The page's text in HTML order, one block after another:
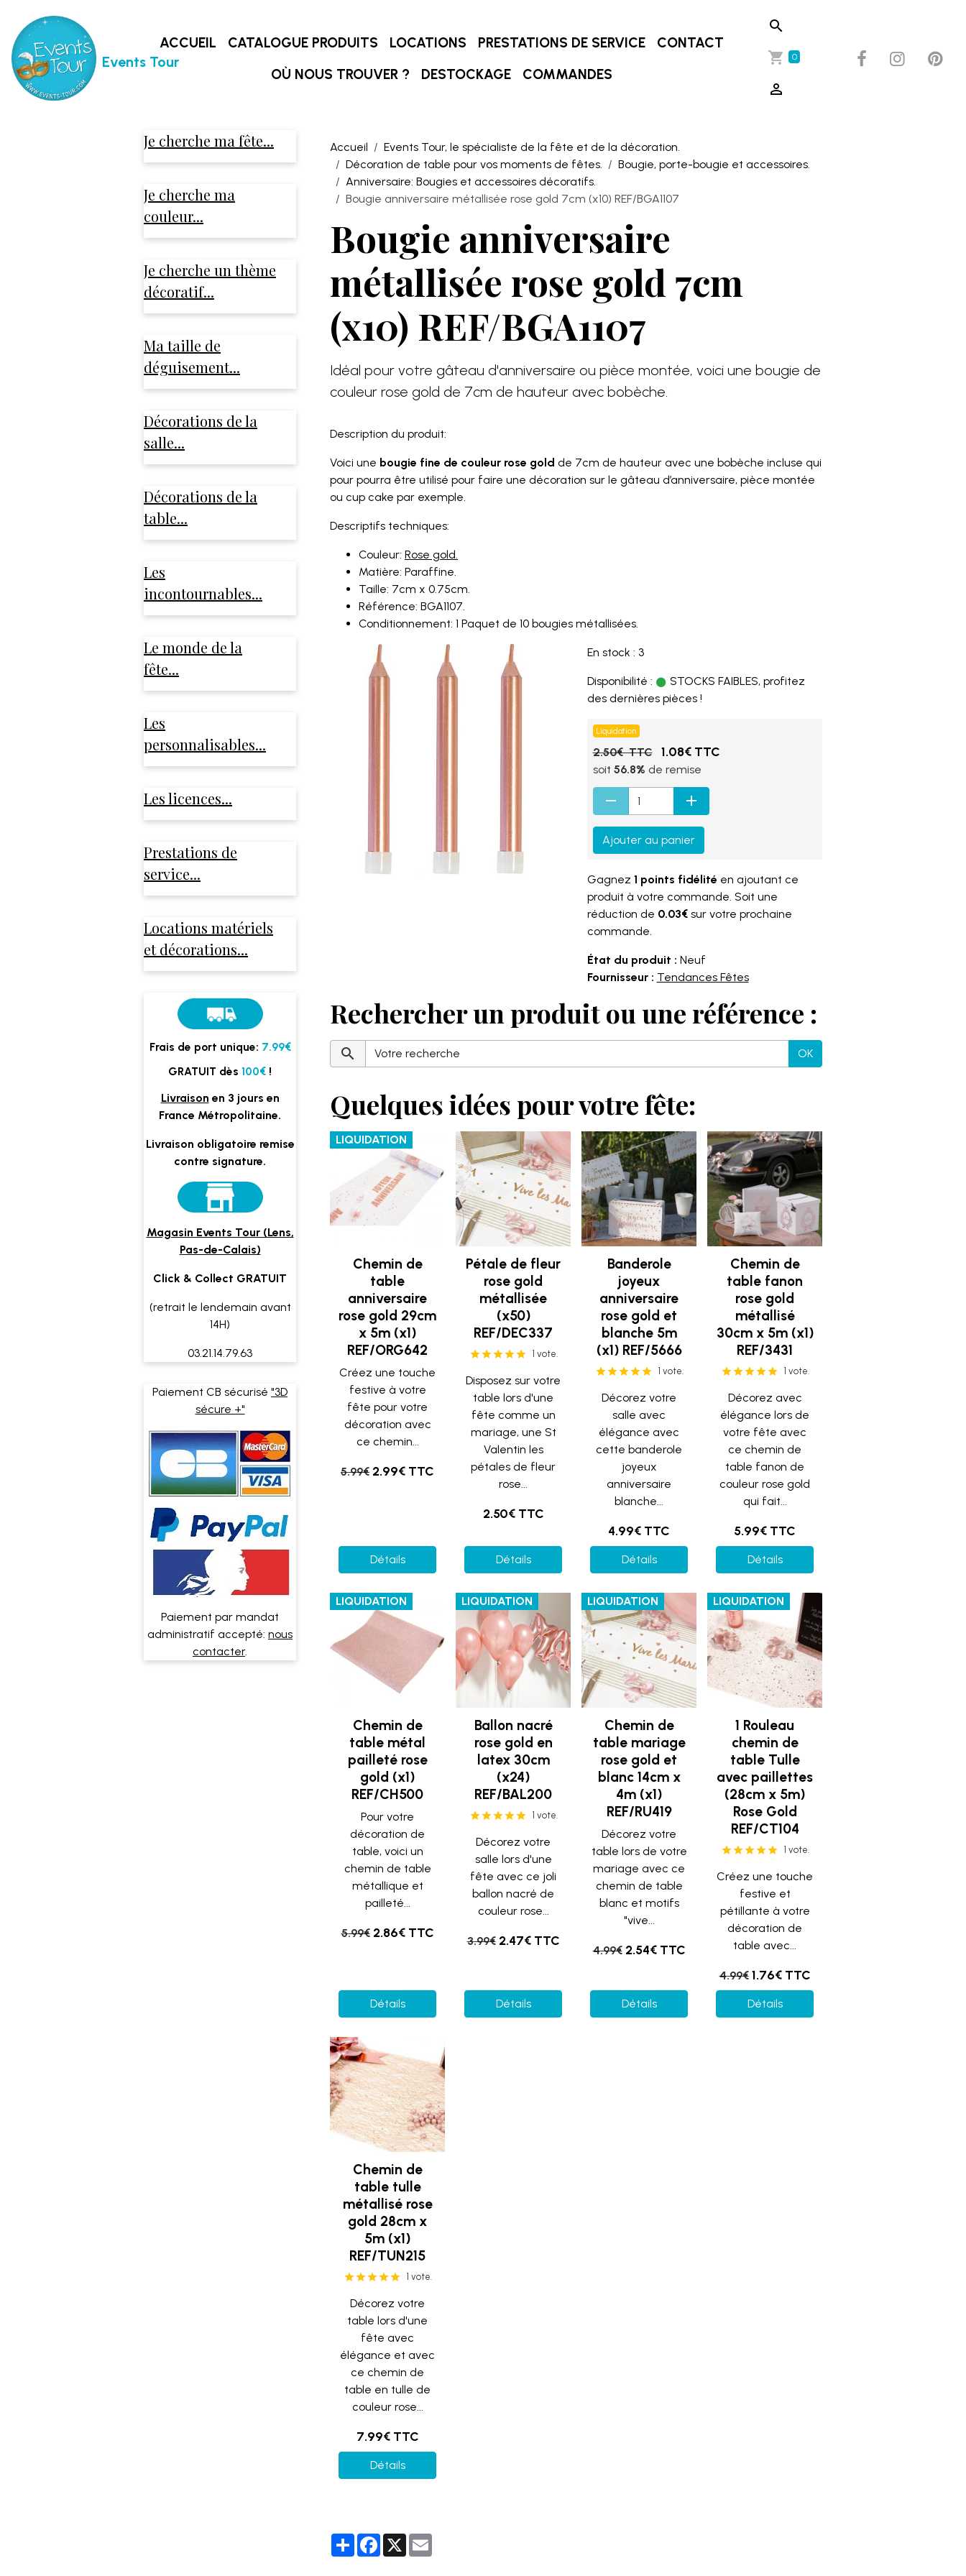
Events Tour
ACCUEIL CATALOGUE PRODUITS LOCATIONS PRESTATIONS DE SERVICE
CONTACT
OÙ NOUS TROUVER ?
DESTOCKAGE COMMANDES
0
Accueil
Events Tour, le spécialiste de la fête et de la décoration.
Décoration de table pour vos moments de fêtes.
Bougie, porte-bougie et accessoires.
Anniversaire: Bougies et accessoires décoratifs.
Bougie anniversaire métallisée rose gold 7cm (x10) REF/BGA1107
Bougie anniversaire
métallisée rose gold 7cm
(x10) REF/BGA1107
Idéal pour votre gâteau d'anniversaire ou pièce montée, voici une bougie de
couleur rose gold de 7cm de hauteur avec bobèche.
Description du produit:
Voici une bougie fine de couleur rose gold de 7cm de hauteur avec une bobèche incluse qui
pour pourra être utilisé pour faire une décoration sur le gâteau d’anniversaire, pièce montée
ou cup cake par exemple.
Descriptifs techniques:
Couleur: Rose gold.
Matière: Paraffine.
Taille: 7cm x 0.75cm.
Référence: BGA1107.
Conditionnement: 1 Paquet de 10 bougies métallisées.
En stock : 3
Disponibilité :
STOCKS FAIBLES, profitez
des dernières pièces !
Liquidation
2.50€ TTC 1.08€ TTC
soit 56.8% de remise
Ajouter au panier
Gagnez 1 points fidélité en ajoutant ce
produit à votre commande. Soit une
réduction de 0.03€sur votre prochaine
commande.
État du produit : Neuf
Fournisseur : Tendances Fêtes
Rechercher un produit ou une référence :
OK
Quelques idées pour votre fête:
LIQUIDATION
Chemin de
table
anniversaire
rose gold 29cm
x 5m (x1)
REF/ORG642
Créez une touche
festive à votre
fête pour votre
décoration avec
ce chemin...
5.99€ 2.99€ TTC
Détails
Pétale de fleur
rose gold
métallisée
(x50)
REF/DEC337
1 vote.
Disposez sur votre
table lors d'une
fête comme un
mariage, une St
Valentin les
pétales de fleur
rose...
2.50€ TTC
Détails
Banderole
joyeux
anniversaire
rose gold et
blanche 5m
(x1) REF/5666
1 vote.
Décorez votre
salle avec
élégance avec
cette banderole
joyeux
anniversaire
blanche...
4.99€ TTC
Détails
Chemin de
table fanon
rose gold
métallisé
30cm x 5m (x1)
REF/3431
1 vote.
Décorez avec
élégance lors de
votre fête avec
ce chemin de
table fanon de
couleur rose gold
qui fait...
5.99€ TTC
Détails
LIQUIDATION
Chemin de
table métal
pailleté rose
gold (x1)
REF/CH500
Pour votre
décoration de
table, voici un
chemin de table
métallique et
pailleté...
5.99€ 2.86€ TTC
Détails
LIQUIDATION
Ballon nacré
rose gold en
latex 30cm
(x24)
REF/BAL200
1 vote.
Décorez votre
salle lors d'une
fête avec ce joli
ballon nacré de
couleur rose...
3.99€ 2.47€ TTC
Détails
LIQUIDATION
Chemin de
table mariage
rose gold et
blanc 14cm x
4m (x1)
REF/RU419
Décorez votre
table lors de votre
mariage avec ce
chemin de table
blanc et motifs
"vive...
4.99€ 2.54€ TTC
Détails
LIQUIDATION
1 Rouleau
chemin de
table Tulle
avec paillettes
(28cm x 5m)
Rose Gold
REF/CT104
1 vote.
Créez une touche
festive et
pétillante à votre
décoration de
table avec...
4.99€ 1.76€ TTC
Détails
Chemin de
table tulle
métallisé rose
gold 28cm x
5m (x1)
REF/TUN215
1 vote.
Décorez votre
table lors d'une
fête avec
élégance et avec
ce chemin de
table en tulle de
couleur rose...
7.99€ TTC
Détails
PartagerFacebook
X
Je cherche ma fête...
Je cherche ma
couleur...
Je cherche un thème
décoratif...
Ma taille de
déguisement...
Décorations de la
salle...
Décorations de la
table...
Les
incontournables...
Le monde de la
fête...
Les
personnalisables...
Les licences...
Prestations de
service...
Locations matériels
et décorations...
Frais de port unique: 7.99€
GRATUIT dès 100€ !
Livraison en 3 jours en
France Métropolitaine.
Livraison obligatoire remise
contre signature.
Magasin Events Tour (Lens,
Pas-de-Calais)
Click & Collect GRATUIT
(retrait le lendemain avant
14H)
03.21.14.79.63
Paiement CB sécurisé "3D
sécure +"
Paiement par mandat
administratif accepté: nous
contacter.